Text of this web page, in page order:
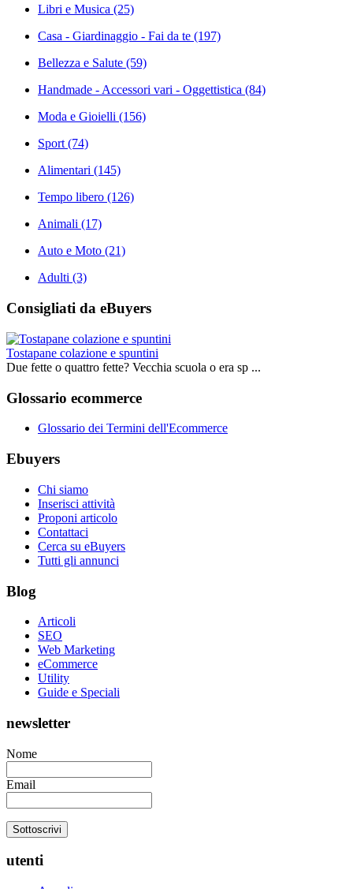
Libri e Musica (25)
Casa - Giardinaggio - Fai da te (197)
Bellezza e Salute (59)
Handmade - Accessori vari - Oggettistica (84)
Moda e Gioielli (156)
Sport(74)
Alimentari (145)
Tempo libero (126)
Animali (17)
Auto e Moto (21)
Adulti (3)
Consigliati da eBuyers
Tostapane colazione e spuntini
Due fette o quattro fette? Vecchia scuola o era sp ...
Glossario ecommerce
Glossario dei Termini dell'Ecommerce
Ebuyers
Chi siamo
Inserisci attività
Proponi articolo
Contattaci
Cerca su eBuyers
Tutti gli annunci
Blog
Articoli
SEO
Web Marketing
eCommerce
Utility
Guide e Speciali
newsletter
Nome
Email
utenti